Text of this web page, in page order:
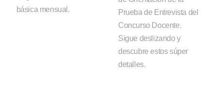
básica mensual.
Prueba de Entrevista del
Concurso Docente.
Sigue deslizando y
descubre estos súper
detalles.